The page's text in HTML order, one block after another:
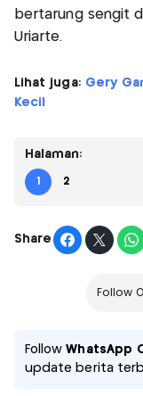
bertarung sengit
Uriarte.
Lihat juga: Gery
Kecil
Halaman:
1 2
Share
Follow
FollowWhatsApp
update berita